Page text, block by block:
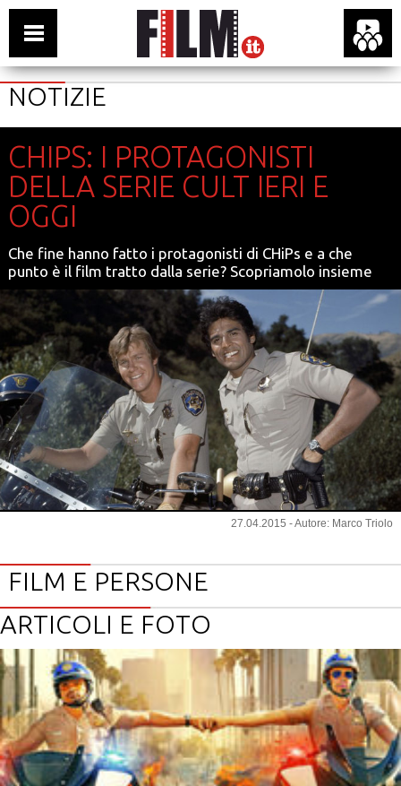
NOTIZIE
CHIPS: I PROTAGONISTI
DELLA SERIE CULT IERI E
OGGI
Che fine hanno fatto i protagonisti di CHiPs e a che
punto è il film tratto dalla serie? Scopriamolo insieme
27.04.2015 - Autore: Marco Triolo
FILM E PERSONE
ARTICOLI E FOTO